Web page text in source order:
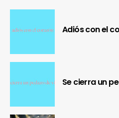
Adiós con el
Se cierra un